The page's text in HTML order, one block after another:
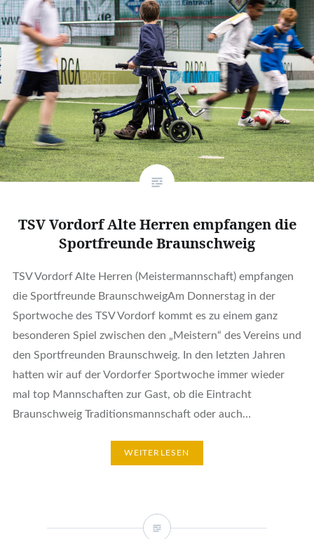
TSV Vordorf Alte Herren empfangen die
Sportfreunde Braunschweig
TSV Vordorf Alte Herren (Meistermannschaft) empfangen
die Sportfreunde BraunschweigAm Donnerstag in der
Sportwoche des TSV Vordorf kommt es zu einem ganz
besonderen Spiel zwischen den „Meistern“ des Vereins und
den Sportfreunden Braunschweig. In den letzten Jahren
hatten wir auf der Vordorfer Sportwoche immer wieder
mal top Mannschaften zur Gast, ob die Eintracht
Braunschweig Traditionsmannschaft oder auch…
WEITERLESEN